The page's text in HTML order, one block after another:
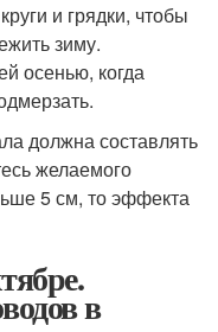
и грядки, чтобы
зиму.
осенью, когда
должна составлять
желаемого
5 см, то эффекта
в